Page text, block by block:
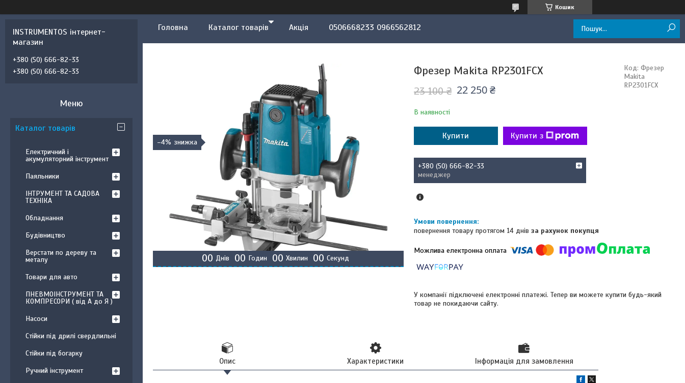
Кошик
Головна Каталог товарів Акція 0506668233 0966562812
–4%
00 Днів 00 Годин 00 Хвилин 00 Секунд
Фрезер Makita RP2301FCX
23 100 ₴ 22 250 ₴
В наявності
Код: Фрезер
Makita
RP2301FCX
Купити Купити з
+380 (50) 666-82-33
менеджер
повернення товару протягом 14 днів за рахунок покупця
У компанії підключені електронні платежі. Тепер ви можете купити будь-який
товар не покидаючи сайту.
Опис Характеристики Інформація для замовлення
INSTRUMENTOS інтернет-
магазин
+380 (50) 666-82-33
+380 (50) 666-82-33
Каталог товарів
Електричний і
акумуляторний інструмент
Паяльники
ІНТРУМЕНТ ТА САДОВА
ТЕХНІКА
Обладнання
Будівництво
Верстати по дереву та
металу
Товари для авто
ПНЕВМОІНСТРУМЕНТ ТА
КОМПРЕСОРИ ( від А до Я )
Насоси
Стійки під дрилі свердлильні
Стійки під богарку
Ручний інструмент